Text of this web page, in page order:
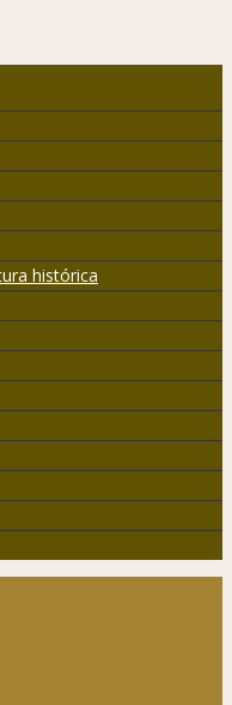
histórica